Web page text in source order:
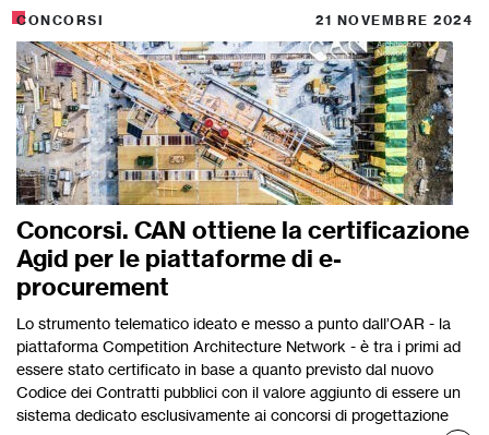
CONCORSI 21 NOVEMBRE 2024
Concorsi. CAN ottiene la certificazione
Agid per le piattaforme di e-
procurement
Lo strumento telematico ideato e messo a punto dall’OAR - la
piattaforma Competition Architecture Network - è tra i primi ad
essere stato certificato in base a quanto previsto dal nuovo
Codice dei Contratti pubblici con il valore aggiunto di essere un
sistema dedicato esclusivamente ai concorsi di progettazione